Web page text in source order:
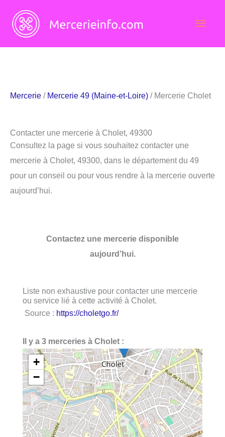
contenu
Mercerie / Mercerie 49 (Maine-et-Loire) / Mercerie Cholet
Contacter une mercerie à Cholet, 49300
Consultez la page si vous souhaitez contacter une
mercerie à Cholet, 49300, dans le département du 49
pour un conseil ou pour vous rendre à la mercerie ouverte
aujourd’hui.
Contactez une mercerie disponible
aujourd’hui.
Liste non exhaustive pour contacter une mercerie
ou service lié à cette activité à Cholet.
Source : https://choletgo.fr/
Il y a 3 merceries à Cholet :
+
−